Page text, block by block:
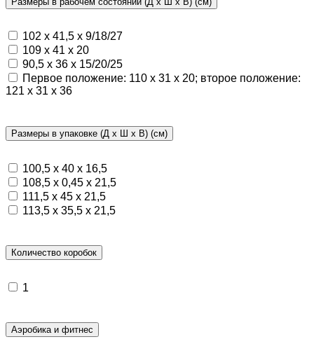
102 х 41,5 х 9/18/27
109 х 41 х 20
90,5 х 36 х 15/20/25
Первое положение: 110 х 31 х 20; второе положение:
121 х 31 х 36
Размеры в упаковке (Д х Ш х В) (см)
100,5 х 40 х 16,5
108,5 х 0,45 х 21,5
111,5 х 45 х 21,5
113,5 х 35,5 х 21,5
Количество коробок
1
Аэробика и фитнес